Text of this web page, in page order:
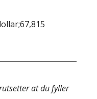
at du fyller